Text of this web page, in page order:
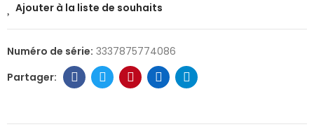
Ajouter à la liste de souhaits
Numéro de série: 3337875774086